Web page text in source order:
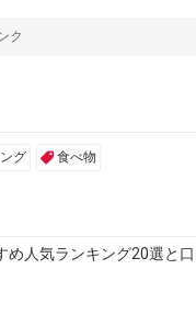
ク
グ 食べ物
め人気ランキング20選と口